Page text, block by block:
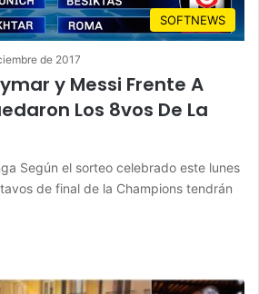
SOFTNEWS
de 2017
y Messi Frente A
Los 8vos De La
Según el sorteo celebrado este lunes
de final de la Champions tendrán